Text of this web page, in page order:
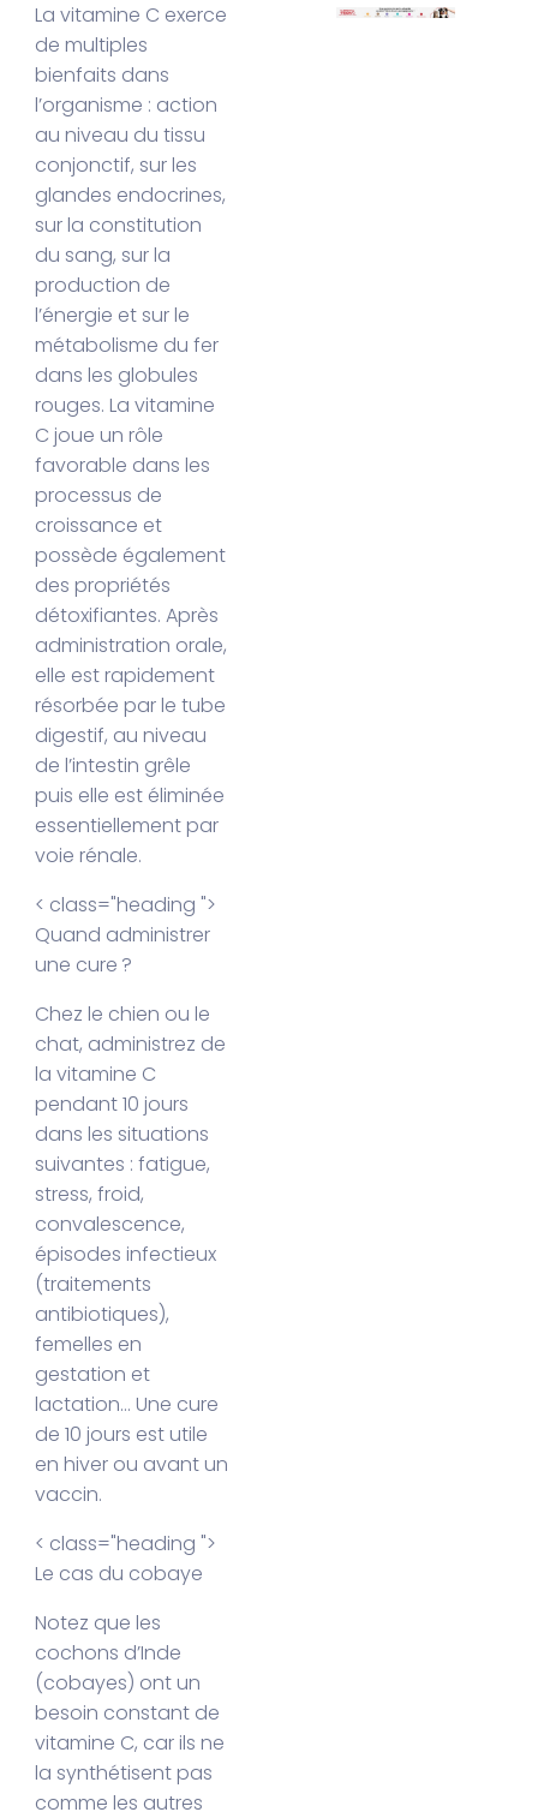
La vitamine C exerce
de multiples
bienfaits dans
l’organisme : action
au niveau du tissu
conjonctif, sur les
glandes endocrines,
sur la constitution
du sang, sur la
production de
l’énergie et sur le
métabolisme du fer
dans les globules
rouges. La vitamine
C joue un rôle
favorable dans les
processus de
croissance et
possède également
des propriétés
détoxifiantes. Après
administration orale,
elle est rapidement
résorbée par le tube
digestif, au niveau
de l’intestin grêle
puis elle est éliminée
essentiellement par
voie rénale.
< class="heading ">
Quand administrer
une cure ?
Chez le chien ou le
chat, administrez de
la vitamine C
pendant 10 jours
dans les situations
suivantes : fatigue,
stress, froid,
convalescence,
épisodes infectieux
(traitements
antibiotiques),
femelles en
gestation et
lactation… Une cure
de 10 jours est utile
en hiver ou avant un
vaccin.
< class="heading ">
Le cas du cobaye
Notez que les
cochons d’Inde
(cobayes) ont un
besoin constant de
vitamine C, car ils ne
la synthétisent pas
comme les autres